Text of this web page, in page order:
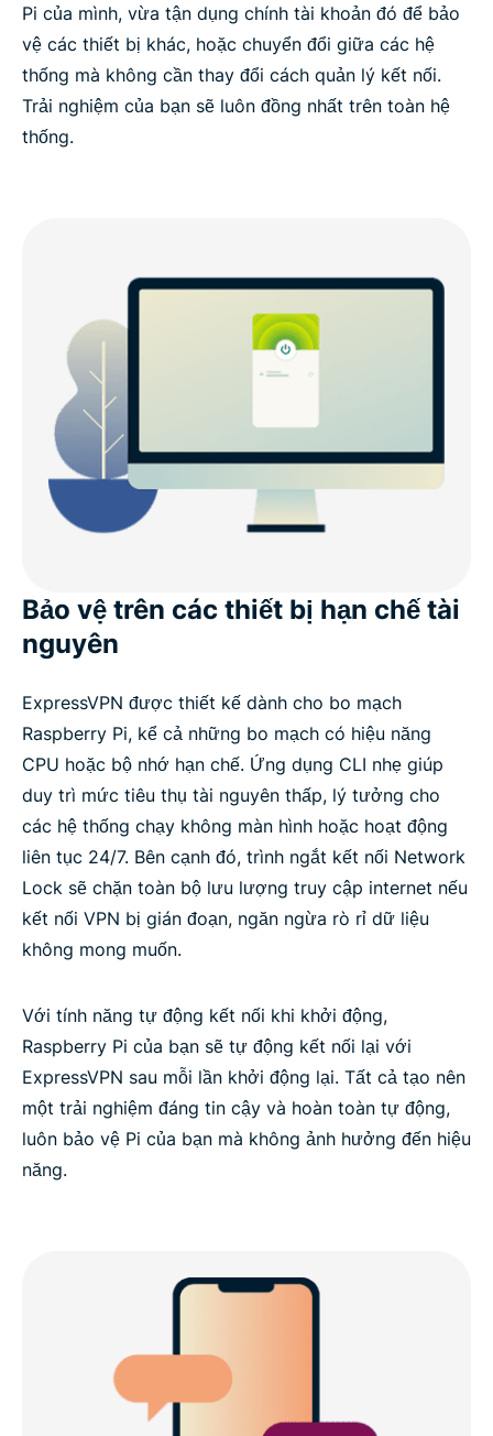
Pi của mình, vừa tận dụng chính tài khoản đó để bảo
vệ các thiết bị khác, hoặc chuyển đổi giữa các hệ
thống mà không cần thay đổi cách quản lý kết nối.
Trải nghiệm của bạn sẽ luôn đồng nhất trên toàn hệ
thống.
Bảo vệ trên các thiết bị hạn chế tài
nguyên
ExpressVPN được thiết kế dành cho bo mạch
Raspberry Pi, kể cả những bo mạch có hiệu năng
CPU hoặc bộ nhớ hạn chế. Ứng dụng CLI nhẹ giúp
duy trì mức tiêu thụ tài nguyên thấp, lý tưởng cho
các hệ thống chạy không màn hình hoặc hoạt động
liên tục 24/7. Bên cạnh đó, trình ngắt kết nối Network
Lock sẽ chặn toàn bộ lưu lượng truy cập internet nếu
kết nối VPN bị gián đoạn, ngăn ngừa rò rỉ dữ liệu
không mong muốn.
Với tính năng tự động kết nối khi khởi động,
Raspberry Pi của bạn sẽ tự động kết nối lại với
ExpressVPN sau mỗi lần khởi động lại. Tất cả tạo nên
một trải nghiệm đáng tin cậy và hoàn toàn tự động,
luôn bảo vệ Pi của bạn mà không ảnh hưởng đến hiệu
năng.